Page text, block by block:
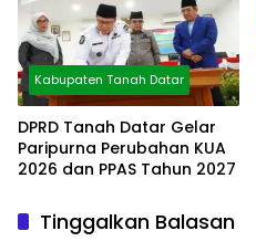
Kabupaten Tanah Datar
DPRD Tanah Datar Gelar
Paripurna Perubahan KUA
2026 dan PPAS Tahun 2027
Tinggalkan Balasan